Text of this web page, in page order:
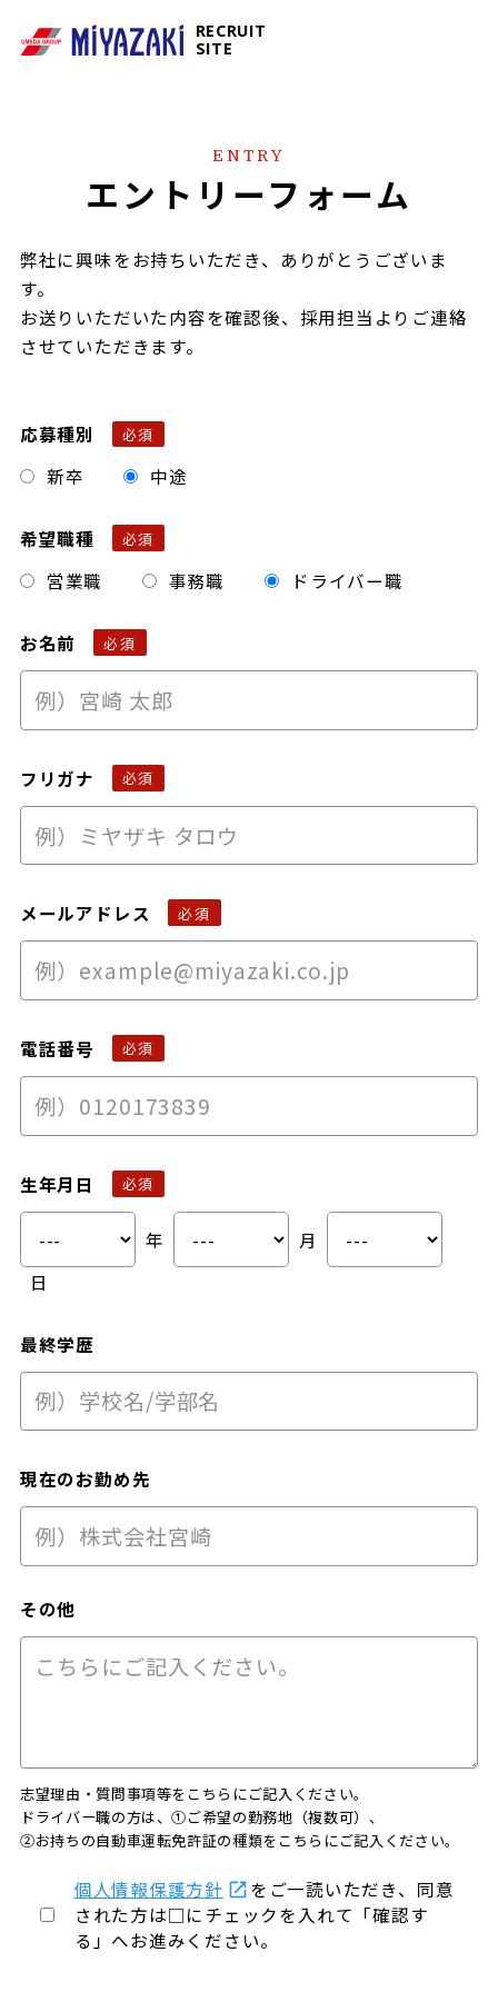
RECRUIT
SITE
ENTRY
エントリーフォーム
弊社に興味をお持ちいただき、ありがとうございま
す。
お送りいただいた内容を確認後、採用担当よりご連絡
させていただきます。
応募種別
新卒
中途
希望職種
営業職
事務職 ドライバー職
お名前
フリガナ
メールアドレス
電話番号
生年月日
年
月
日
最終学歴
現在のお勤め先
その他
志望理由・質問事項等をこちらにご記入ください。
ドライバー職の方は、①ご希望の勤務地（複数可）、
②お持ちの自動車運転免許証の種類をこちらにご記入ください。
個人情報保護方針
をご一読いただき、同意
された方は□にチェックを入れて「確認す
る」へお進みください。